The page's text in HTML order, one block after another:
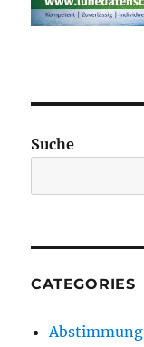
Suche
CATEGORIES
Abstimmung